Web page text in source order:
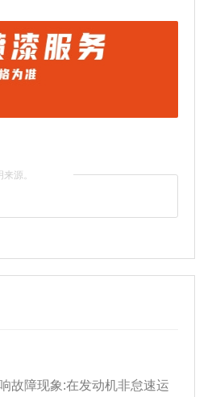
源。
故障现象:在发动机非怠速运